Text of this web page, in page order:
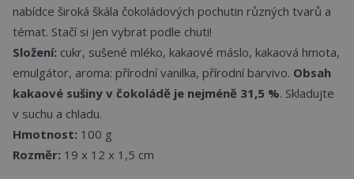
nabídce široká škála čokoládových pochutin různých tvarů a
témat. Stačí si jen vybrat podle chuti!
Složení: cukr, sušené mléko, kakaové máslo, kakaová hmota,
emulgátor, aroma: přírodní vanilka, přírodní barvivo. Obsah
kakaové sušiny v čokoládě je nejméně 31,5 %. Skladujte
v suchu a chladu.
Hmotnost: 100 g
Rozměr: 19 x 12 x 1,5 cm